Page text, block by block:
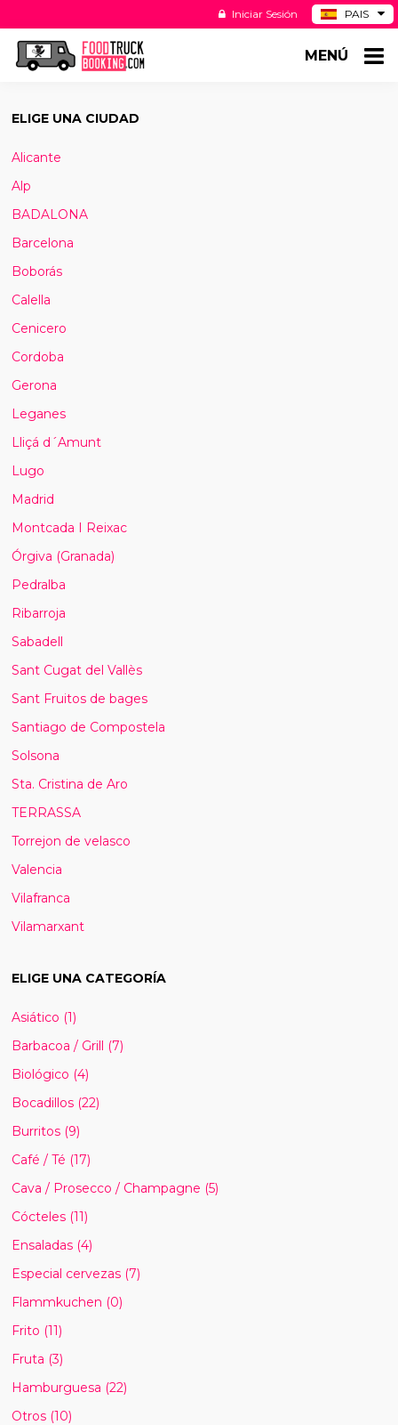
PAIS
DE
Iniciar Sesión
MENÚ
ELIGE UNA CIUDAD
Alicante
Alp
BADALONA
Barcelona
Boborás
Calella
Cenicero
Cordoba
Gerona
Leganes
Lliçá d´Amunt
Lugo
Madrid
Montcada I Reixac
Órgiva (Granada)
Pedralba
Ribarroja
Sabadell
Sant Cugat del Vallès
Sant Fruitos de bages
Santiago de Compostela
Solsona
Sta. Cristina de Aro
TERRASSA
Torrejon de velasco
Valencia
Vilafranca
Vilamarxant
ELIGE UNA CATEGORÍA
Asiático (1)
Barbacoa / Grill (7)
Biológico (4)
Bocadillos (22)
Burritos (9)
Café / Té (17)
Cava / Prosecco / Champagne (5)
Cócteles (11)
Ensaladas (4)
Especial cervezas (7)
Flammkuchen (0)
Frito (11)
Fruta (3)
Hamburguesa (22)
Otros (10)